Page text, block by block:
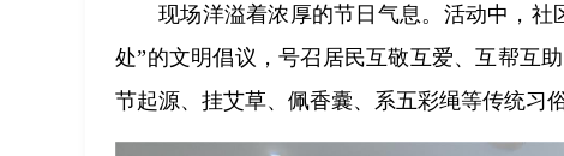
现场洋溢着浓厚的节日气息。活动中，
处”的文明倡议，号召居民互敬互爱、互帮互
节起源、挂艾草、佩香囊、系五彩绳等传统习俗